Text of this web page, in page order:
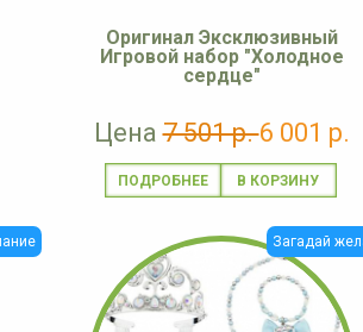
Оригинал Эксклюзивный
Игровой набор "Холодное
сердце"
Цена7 501 р.6 001 р.
ПОДРОБНЕЕ
Загадай